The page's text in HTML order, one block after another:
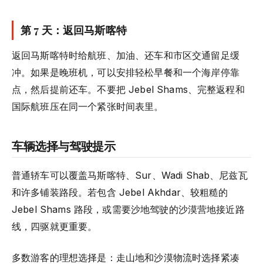
第 7 天：返回马斯喀特
返回马斯喀特时给航班、加油、还车和市区交通留足缓
冲。如果是晚班机，可以安排轻松早餐和一个海岸停靠
点，然后提前还车。不要把 Jebel Shams、完整返程和
国际航班压在同一个紧张时间表里。
车辆选择与驾驶提示
普通轿车可以覆盖马斯喀特、Sur、Wadi Shab、尼兹瓦
和许多铺装路段。若包含 Jebel Akhdar、较粗糙的
Jebel Shams 路段，或需要沙地驾驶的沙漠营地接近路
线，四驱就更重要。
多数游客的理想选择是：走山地和沙漠物流时选择紧凑